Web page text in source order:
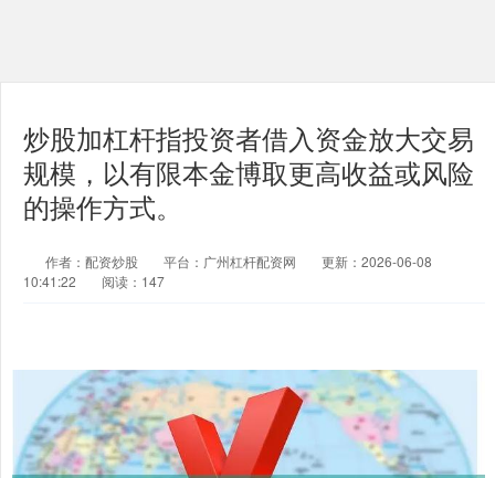
炒股加杠杆指投资者借入资金放大交易
规模，以有限本金博取更高收益或风险
的操作方式。
作者：配资炒股 平台：广州杠杆配资网
更新：2026-06-08
10:41:22
阅读：147